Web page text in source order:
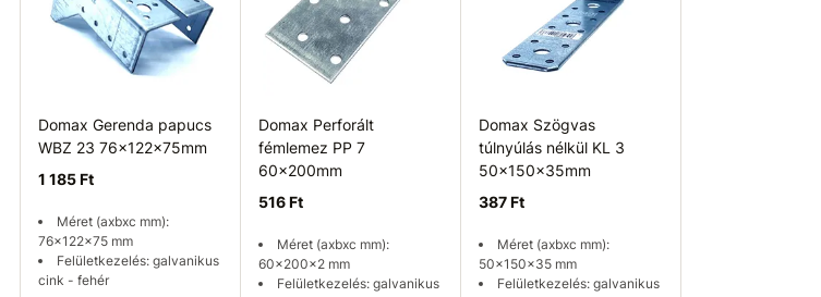
Domax Gerenda papucs
WBZ 23 76x122x75mm
1 185 Ft
Méret (axbxc mm):
76x122x75 mm
Felületkezelés: galvanikus
cink - fehér
Domax Perforált
fémlemez PP 7
60x200mm
516 Ft
Méret (axbxc mm):
60x200x2 mm
Felületkezelés: galvanikus
Domax Szögvas
túlnyúlás nélkül KL 3
50x150x35mm
387 Ft
Méret (axbxc mm):
50x150x35 mm
Felületkezelés: galvanikus